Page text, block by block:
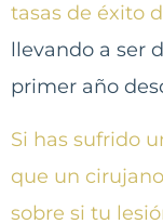
tasas de éxito
llevando a ser
primer año
Si has sufrido
que un
sobre si tu